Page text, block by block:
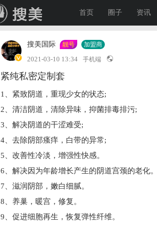
首页 圈子 资讯
搜美国际 靓号 加盟商
2021-03-10 13:34 手机端
紧纯私密定制套
1、紧致阴道，重现少女的状态;
2、清洁阴道，清除异味，抑菌排毒排污;
3、解决阴道的干涩难受;
4、去除阴部瘙痒，白带的异常;
5、改善性冷淡，增强性快感。
6、解决因为年龄增长产生的阴道宫颈的老化。
7、滋润阴部，嫩白细腻。
8、养巢，暖宫，修复。
9、促进细胞再生，恢复弹性纤维。